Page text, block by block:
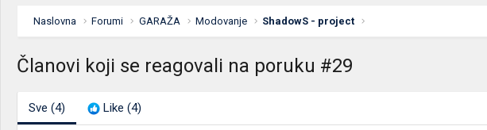
Naslovna Forumi GARAŽA Modovanje ShadowS - project
Članovi koji se reagovali na poruku #29
Sve (4) Like (4)